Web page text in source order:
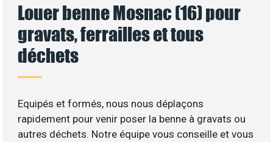
Louer benne Mosnac (16) pour
gravats, ferrailles et tous
déchets
Equipés et formés, nous nous déplaçons
rapidement pour venir poser la benne à gravats ou
autres déchets. Notre équipe vous conseille et vous